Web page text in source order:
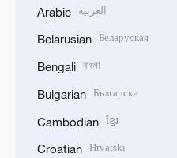
Arabic العربية
Belarusian Беларуская
Bengali বাংলা
Bulgarian Български
Cambodian ខ្មែរ
Croatian Hrvatski